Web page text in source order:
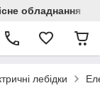
обладнання
лебідки